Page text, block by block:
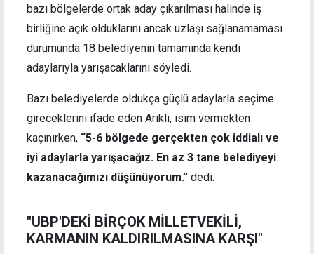
bazı bölgelerde ortak aday çıkarılması halinde iş
birliğine açık olduklarını ancak uzlaşı sağlanamaması
durumunda 18 belediyenin tamamında kendi
adaylarıyla yarışacaklarını söyledi.
Bazı belediyelerde oldukça güçlü adaylarla seçime
gireceklerini ifade eden Arıklı, isim vermekten
kaçınırken, “5-6 bölgede gerçekten çok iddialı ve
iyi adaylarla yarışacağız. En az 3 tane belediyeyi
kazanacağımızı düşünüyorum.” dedi.
"UBP'DEKİ BİRÇOK MİLLETVEKİLİ,
KARMANIN KALDIRILMASINA KARŞI"